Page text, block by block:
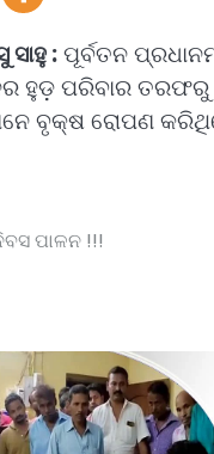
:ପୂର୍ବତନ
ହୁଡ଼ ପରିବାର ତରଫରୁ
ବୃକ୍ଷ ରୋପଣ
ପାଳନ !!!